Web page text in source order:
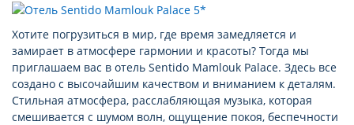
Хотите погрузиться в мир, где время замедляется и
замирает в атмосфере гармонии и красоты? Тогда мы
приглашаем вас в отель Sentido Mamlouk Palace. Здесь все
создано с высочайшим качеством и вниманием к деталям.
Стильная атмосфера, расслабляющая музыка, которая
смешивается с шумом волн, ощущение покоя, беспечности